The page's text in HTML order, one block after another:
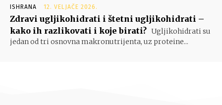
ISHRANA 12. VELJAČE 2026.
Zdravi ugljikohidrati i štetni ugljikohidrati –
kako ih razlikovati i koje birati? Ugljikohidrati su
jedan od tri osnovna makronutrijenta, uz proteine...